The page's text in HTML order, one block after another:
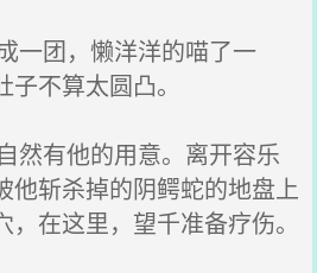
一团，懒洋洋的喵了一
不算太圆凸。
然有他的用意。离开容乐
他斩杀掉的阴鳄蛇的地盘上
在这里，望千准备疗伤。